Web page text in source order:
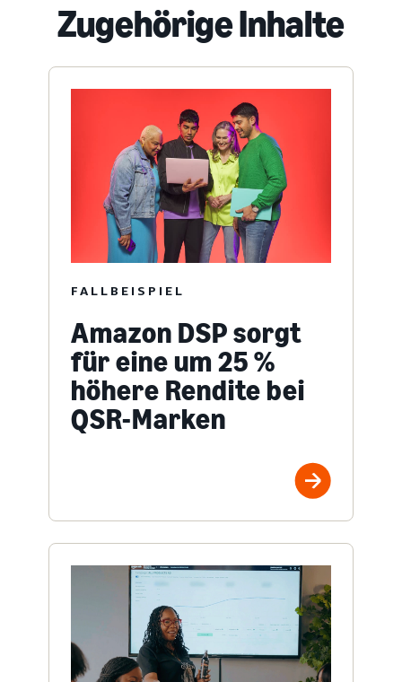
Zugehörige Inhalte
FALLBEISPIEL
Amazon DSP sorgt
für eine um 25 %
höhere Rendite bei
QSR-Marken